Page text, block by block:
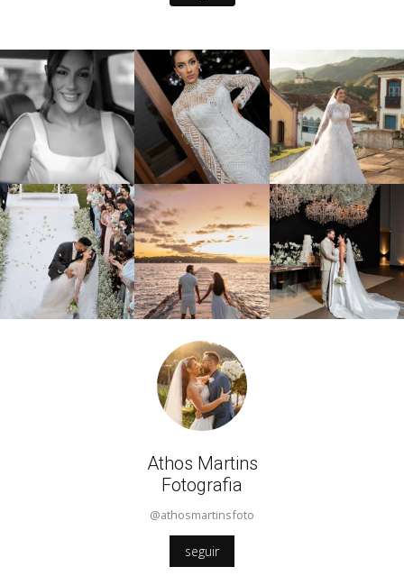
Athos Martins
Fotografia
@athosmartinsfoto
seguir